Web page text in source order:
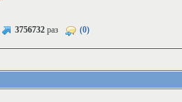
3756732 раз (0)